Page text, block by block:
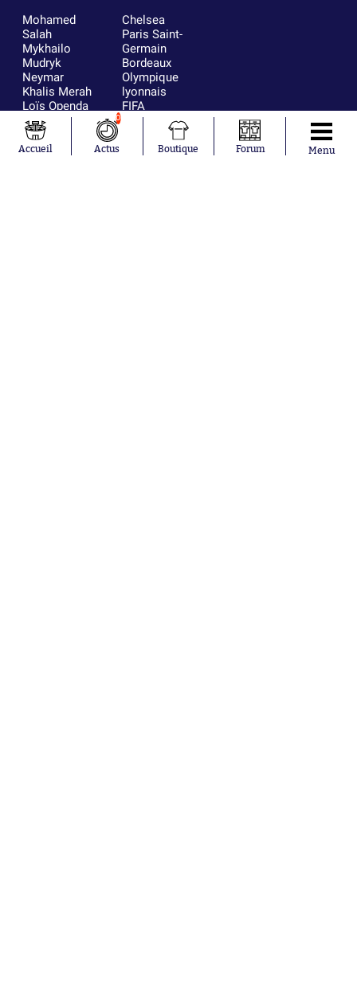
Mohamed
Salah
Mykhailo
Mudryk
Neymar
Khalis Merah
Loïs Openda
Moussa
Niakhaté
Nicolás
Chelsea
Paris Saint-
Germain
Bordeaux
Olympique
lyonnais
FIFA
Real Madrid
RC Strasbourg
AC Milan
Accueil
0
Actus Boutique Forum Menu